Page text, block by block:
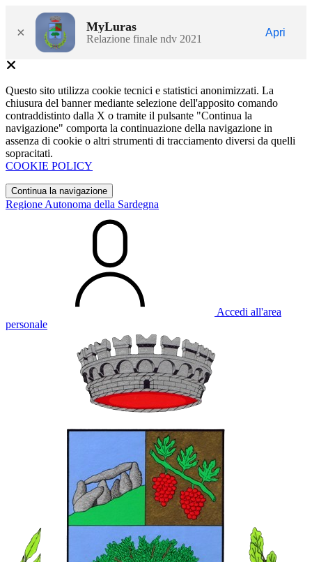
× MyLuras
Relazione finale ndv 2021
Apri
Questo sito utilizza cookie tecnici e statistici anonimizzati. La
chiusura del banner mediante selezione dell'apposito comando
contraddistinto dalla X o tramite il pulsante "Continua la
navigazione" comporta la continuazione della navigazione in
assenza di cookie o altri strumenti di tracciamento diversi da quelli
sopracitati.
COOKIE POLICY
Continua la navigazione
Regione Autonoma della Sardegna
Accedi all'area
personale